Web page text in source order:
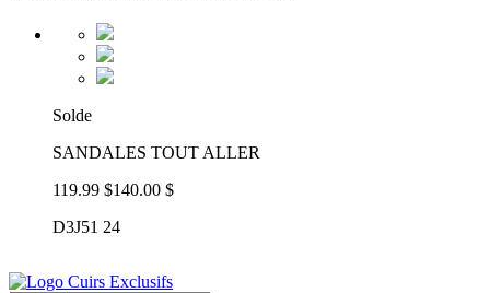
Solde
SANDALES TOUT ALLER
119.99 $140.00 $
D3J51 24